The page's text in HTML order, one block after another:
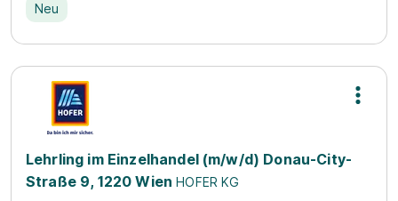
Neu
Lehrling im Einzelhandel (m/w/d) Donau-City-
Straße 9, 1220 Wien HOFER KG